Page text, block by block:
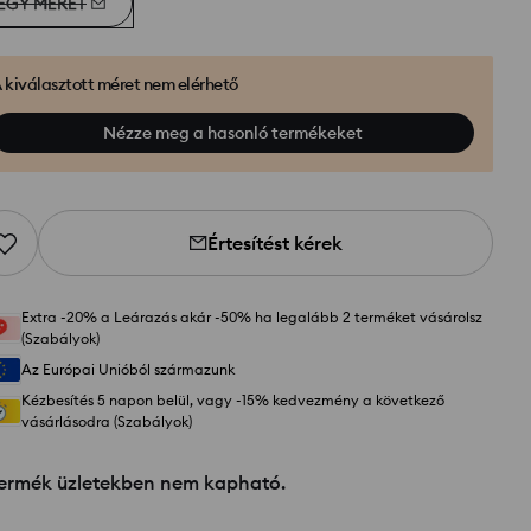
kiválasztott méret nem elérhető
Nézze meg a hasonló termékeket
Értesítést kérek
Extra -20% a Leárazás akár -50% ha legalább 2 terméket vásárolsz
(Szabályok)
Az Európai Unióból származunk
Kézbesítés 5 napon belül, vagy -15% kedvezmény a következő
vásárlásodra (Szabályok)
üzletekben nem kapható.